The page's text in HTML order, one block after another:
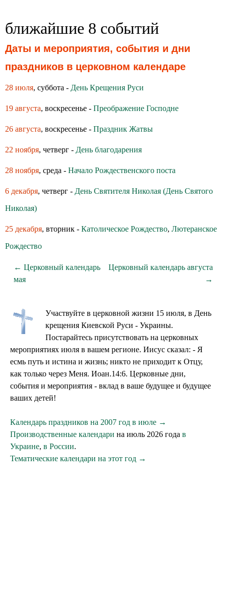
ближайшие 8 событий
Даты и мероприятия, события и дни
праздников в церковном календаре
28 июля, суббота - День Крещения Руси
19 августа, воскресенье - Преображение Господне
26 августа, воскресенье - Праздник Жатвы
22 ноября, четверг - День благодарения
28 ноября, среда - Начало Рождественского поста
6 декабря, четверг - День Святителя Николая (День Святого
Николая)
25 декабря, вторник - Католическое Рождество, Лютеранское
Рождество
← Церковный календарь
мая
Церковный календарь августа
→
Участвуйте в церковной жизни 15 июля, в День
крещения Киевской Руси - Украины.
Постарайтесь присутствовать на церковных
мероприятиях июля в вашем регионе. Иисус сказал: - Я
есмь путь и истина и жизнь; никто не приходит к Отцу,
как только через Меня. Иоан.14:6. Церковные дни,
события и мероприятия - вклад в ваше будущее и будущее
ваших детей!
Календарь праздников на 2007 год в июле →
Производственные календари на июль 2026 года в
Украине, в России.
Тематические календари на этот год →